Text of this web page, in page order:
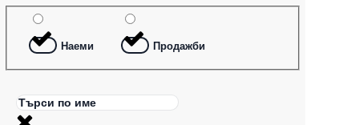
Наеми Продажби